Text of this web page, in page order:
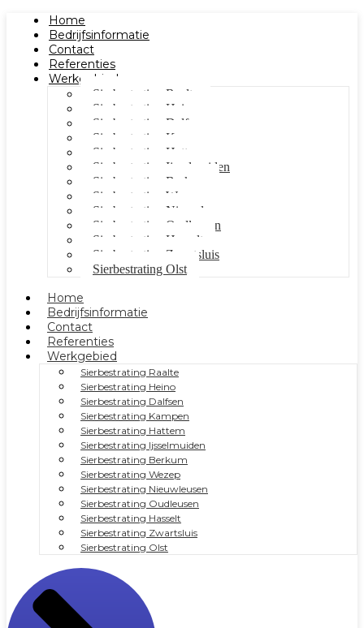
Home
Bedrijfsinformatie
Contact
Referenties
Werkgebied
Sierbestrating Raalte
Sierbestrating Heino
Sierbestrating Dalfsen
Sierbestrating Kampen
Sierbestrating Hattem
Sierbestrating Ijsselmuiden
Sierbestrating Berkum
Sierbestrating Wezep
Sierbestrating Nieuwleusen
Sierbestrating Oudleusen
Sierbestrating Hasselt
Sierbestrating Zwartsluis
Sierbestrating Olst
Home
Bedrijfsinformatie
Contact
Referenties
Werkgebied
Sierbestrating Raalte
Sierbestrating Heino
Sierbestrating Dalfsen
Sierbestrating Kampen
Sierbestrating Hattem
Sierbestrating Ijsselmuiden
Sierbestrating Berkum
Sierbestrating Wezep
Sierbestrating Nieuwleusen
Sierbestrating Oudleusen
Sierbestrating Hasselt
Sierbestrating Zwartsluis
Sierbestrating Olst